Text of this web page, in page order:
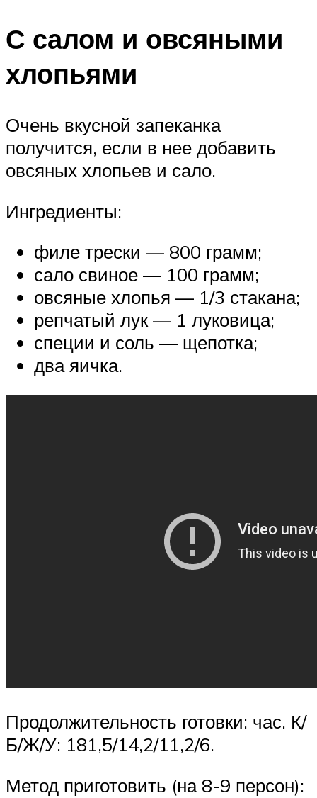
С салом и овсяными
хлопьями
Очень вкусной запеканка
получится, если в нее добавить
овсяных хлопьев и сало.
Ингредиенты:
филе трески — 800 грамм;
сало свиное — 100 грамм;
овсяные хлопья — 1/3 стакана;
репчатый лук — 1 луковица;
специи и соль — щепотка;
два яичка.
Продолжительность готовки: час. К/
Б/Ж/У: 181,5/14,2/11,2/6.
Метод приготовить (на 8-9 персон):